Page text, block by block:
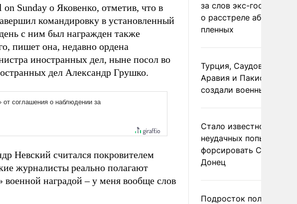
Sunday о Яковенко, отметив, что в
командировку в установленный
с ним был награжден также
пишет она, недавно ордена
иностранных дел, ныне посол во
дел Александр Грушко.
Невский считался покровителем
журналисты реально полагают
военной наградой – у меня вообще слов
за слов экс-
о расстреле абхазских
пленных
Турция, Саудовская
Аравия и Пакистан
создали военный союз
Стало известно о
неудачных попытках
форсировать
Донец
Подросток получил